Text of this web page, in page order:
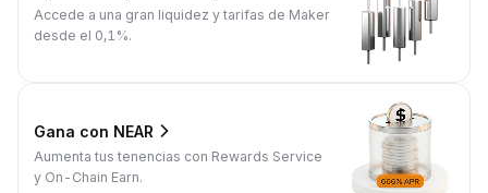
Accede a una gran liquidez y tarifas de Maker
desde el 0,1%.
Gana con NEAR
Aumenta tus tenencias con Rewards Service
y On-Chain Earn.